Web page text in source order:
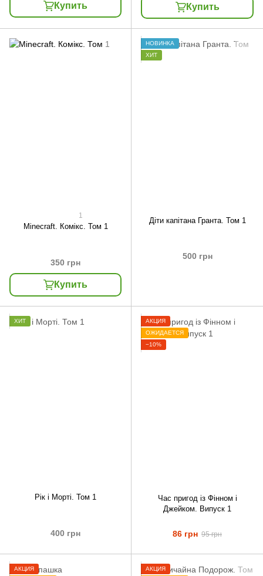
Купить Купить
1
Minecraft. Комікс. Том 1
350 грн
Купить
НОВИНКА
ХИТ
Діти капітана Гранта. Том 1
500 грн
ХИТ
Рік і Морті. Том 1
400 грн
АКЦИЯ
ОЖИДАЕТСЯ
−10%
Час пригод із Фінном і
Джейком. Випуск 1
86 грн 95 грн
АКЦИЯ
АКЦИЯ